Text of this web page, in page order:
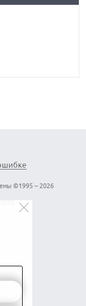
©1995 – 2026